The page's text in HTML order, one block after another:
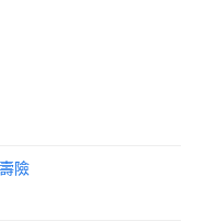
險